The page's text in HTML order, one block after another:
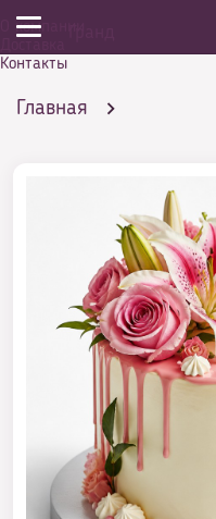
О компании
Контакты
Главная
Праздничный торт
Популярные
Торт лилия и